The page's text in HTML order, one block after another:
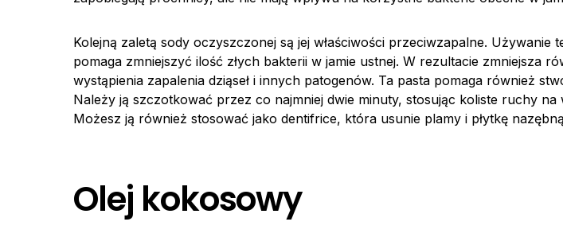
Kolejną zaletą sody oczyszczonej są jej właściwości przeciwzapalne. Używanie
pomaga zmniejszyć ilość złych bakterii w jamie ustnej. W rezultacie zmniejsza
wystąpienia zapalenia dziąseł i innych patogenów. Ta pasta pomaga również
Należy ją szczotkować przez co najmniej dwie minuty, stosując koliste ruchy na
Możesz ją również stosować jako dentifrice, która usunie plamy i płytkę
Olej kokosowy